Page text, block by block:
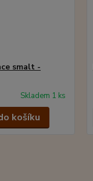
smalt -
Skladem 1 ks
košíku